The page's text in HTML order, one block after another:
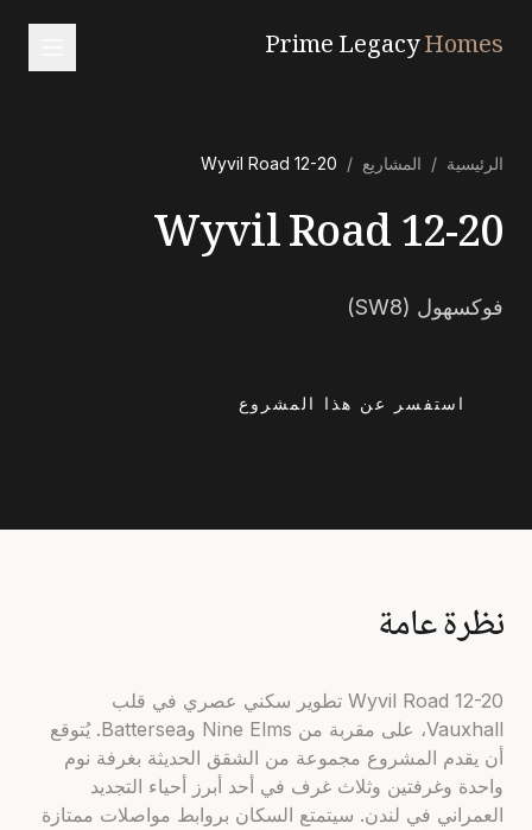
Prime LegacyHomes
الخدمات
المناطق
الرئيسية / المشاريع /
12-20 Wyvil Road
12-20 Wyvil Road
فوكسهول (SW8)
استفسر عن هذا المشروع
نظرة عامة
12-20 Wyvil Road تطوير سكني عصري في قلب
Vauxhall، على مقربة من Nine Elms وBattersea. يُتوقع
أن يقدم المشروع مجموعة من الشقق الحديثة بغرفة نوم
واحدة وغرفتين وثلاث غرف في أحد أبرز أحياء التجديد
العمراني في لندن. سيتمتع السكان بروابط مواصلات ممتازة